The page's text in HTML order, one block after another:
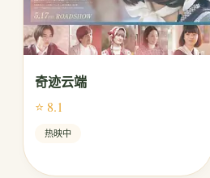
奇迹云端
⭐ 8.1
热映中